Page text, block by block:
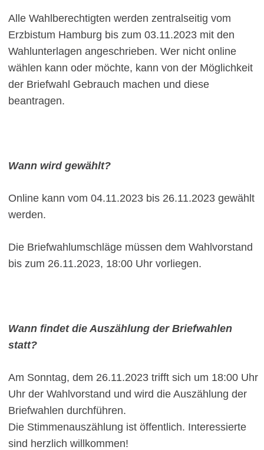
Alle Wahlberechtigten werden zentralseitig vom
Erzbistum Hamburg bis zum 03.11.2023 mit den
Wahlunterlagen angeschrieben. Wer nicht online
wählen kann oder möchte, kann von der Möglichkeit
der Briefwahl Gebrauch machen und diese
beantragen.
Wann wird gewählt?
Online kann vom 04.11.2023 bis 26.11.2023 gewählt
werden.
Die Briefwahlumschläge müssen dem Wahlvorstand
bis zum 26.11.2023, 18:00 Uhr vorliegen.
Wann findet die Auszählung der Briefwahlen
statt?
Am Sonntag, dem 26.11.2023 trifft sich um 18:00 Uhr
Uhr der Wahlvorstand und wird die Auszählung der
Briefwahlen durchführen.
Die Stimmenauszählung ist öffentlich. Interessierte
sind herzlich willkommen!